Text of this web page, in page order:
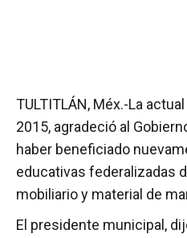
TULTITLÁN, Méx.-La
2015, agradeció al
haber beneficiado
educativas federalizadas
mobiliario y material de
El presidente municipal,